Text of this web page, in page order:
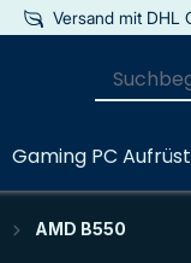
Versand mit DHL
Gaming PC
AMD B550